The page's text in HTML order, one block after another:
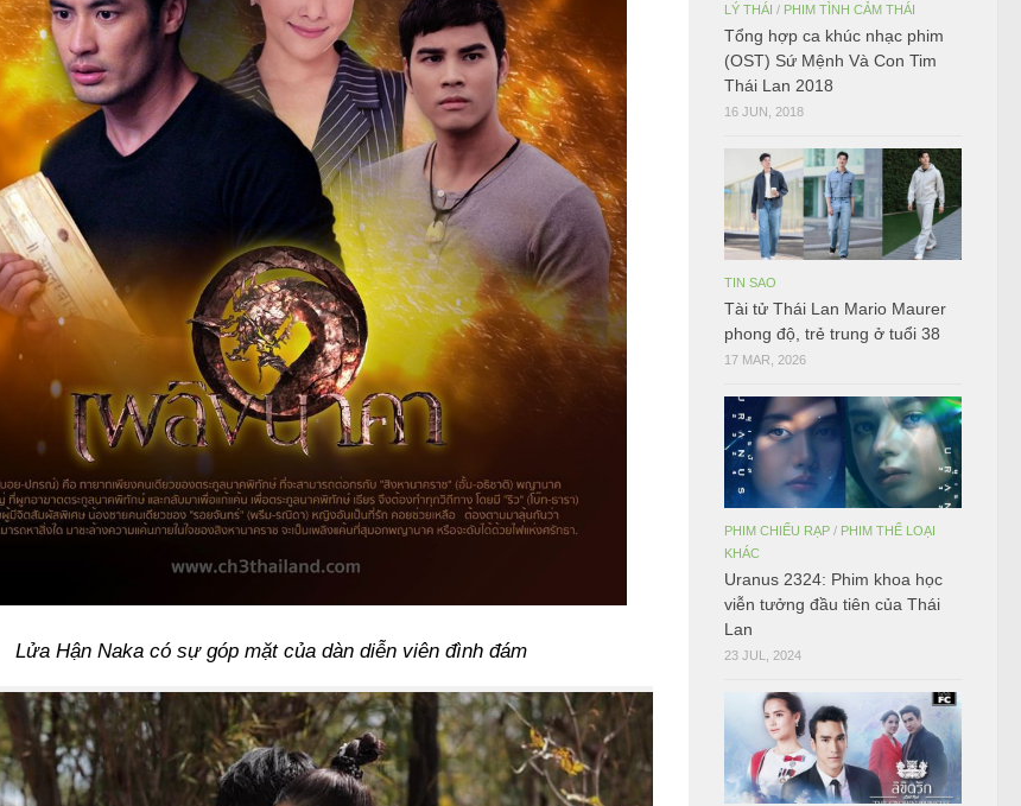
Lửa Hận Naka có sự góp mặt của dàn diễn viên đình đám
LÝ THÁI / PHIM TÌNH CẢM THÁI
Tổng hợp ca khúc nhạc phim
(OST) Sứ Mệnh Và Con Tim
Thái Lan 2018
16 JUN, 2018
TIN SAO
Tài tử Thái Lan Mario Maurer
phong độ, trẻ trung ở tuổi 38
17 MAR, 2026
PHIM CHIẾU RẠP / PHIM THỂ LOẠI
KHÁC
Uranus 2324: Phim khoa học
viễn tưởng đầu tiên của Thái
Lan
23 JUL, 2024